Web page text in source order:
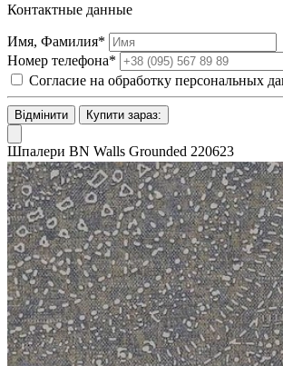
Контактные данные
Имя, Фамилия*
Номер телефона*
Согласие на обработку персональных
Відмінити Купити зараз:
Шпалери BN Walls Grounded 220623